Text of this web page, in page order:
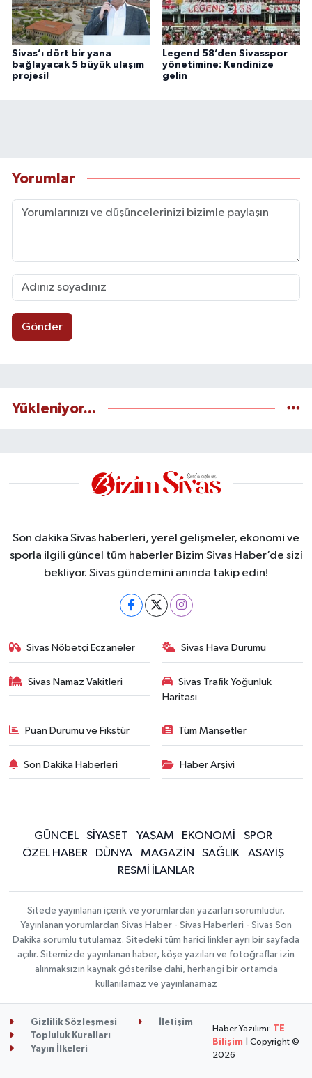
Sivas’ı dört bir yana
bağlayacak 5 büyük ulaşım
projesi!
Legend 58’den Sivasspor
yönetimine: Kendinize
gelin
Yorumlar
Gönder
Yükleniyor...
Son dakika Sivas haberleri, yerel gelişmeler, ekonomi ve
sporla ilgili güncel tüm haberler Bizim Sivas Haber’de sizi
bekliyor. Sivas gündemini anında takip edin!
Sivas Nöbetçi Eczaneler Sivas Hava Durumu
Sivas Namaz Vakitleri
Sivas Trafik Yoğunluk
Haritası
Puan Durumu ve Fikstür Tüm Manşetler
Son Dakika Haberleri Haber Arşivi
GÜNCEL SİYASET YAŞAM EKONOMİ
SPOR
ÖZEL HABER
DÜNYA MAGAZİN SAĞLIK
ASAYİŞ
RESMİ İLANLAR
Sitede yayınlanan içerik ve yorumlardan yazarları sorumludur.
Yayınlanan yorumlardan Sivas Haber - Sivas Haberleri - Sivas Son
Dakika sorumlu tutulamaz. Sitedeki tüm harici linkler ayrı bir sayfada
açılır. Sitemizde yayınlanan haber, köşe yazıları ve fotoğraflar izin
alınmaksızın kaynak gösterilse dahi, herhangi bir ortamda
kullanılamaz ve yayınlanamaz
Gizlilik Sözleşmesi
İletişim
Topluluk Kuralları
Yayın İlkeleri
Haber Yazılımı: TE
Bilişim | Copyright ©
2026